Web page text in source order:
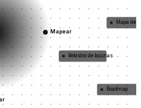
Mapear
Mapa de
Relatório de lacunas
Roadmap